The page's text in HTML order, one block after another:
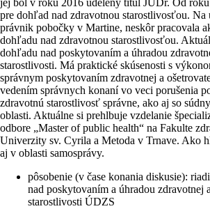
pre dohľad nad zdravotnou starostlivosťou. Na
právnik pobočky v Martine, neskôr pracovala
dohľadu nad zdravotnou starostlivosťou.
dohľadu nad poskytovaním a úhradou
starostlivosti. Má praktické skúsenosti s
správnym poskytovaním zdravotnej a
vedením správnych konaní vo veci porušenia
zdravotnú starostlivosť správne, ako aj so
oblasti. Aktuálne si prehlbuje vzdelanie
odbore „Master of public health“ na Fakulte
Univerzity sv. Cyrila a Metoda v Trnave. Ako
aj v oblasti samosprávy.
pôsobenie (v čase konania diskusie):
nad poskytovaním a úhradou zdravotnej
starostlivosti ÚDZS